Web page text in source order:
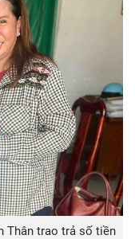
Thân trao trả số tiền